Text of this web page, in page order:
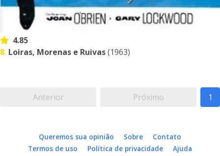
4.85
8. Loiras, Morenas e Ruivas(1963)
Anterior Próximo 1
Queremos sua opinião Sobre
Contato
Termos de uso
Política de privacidade Ajuda